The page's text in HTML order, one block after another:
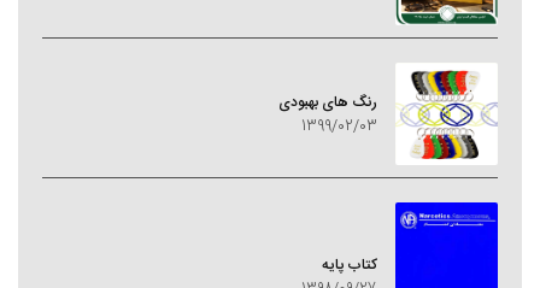
رنگ های بهبودی
1399/02/03
کتاب پایه